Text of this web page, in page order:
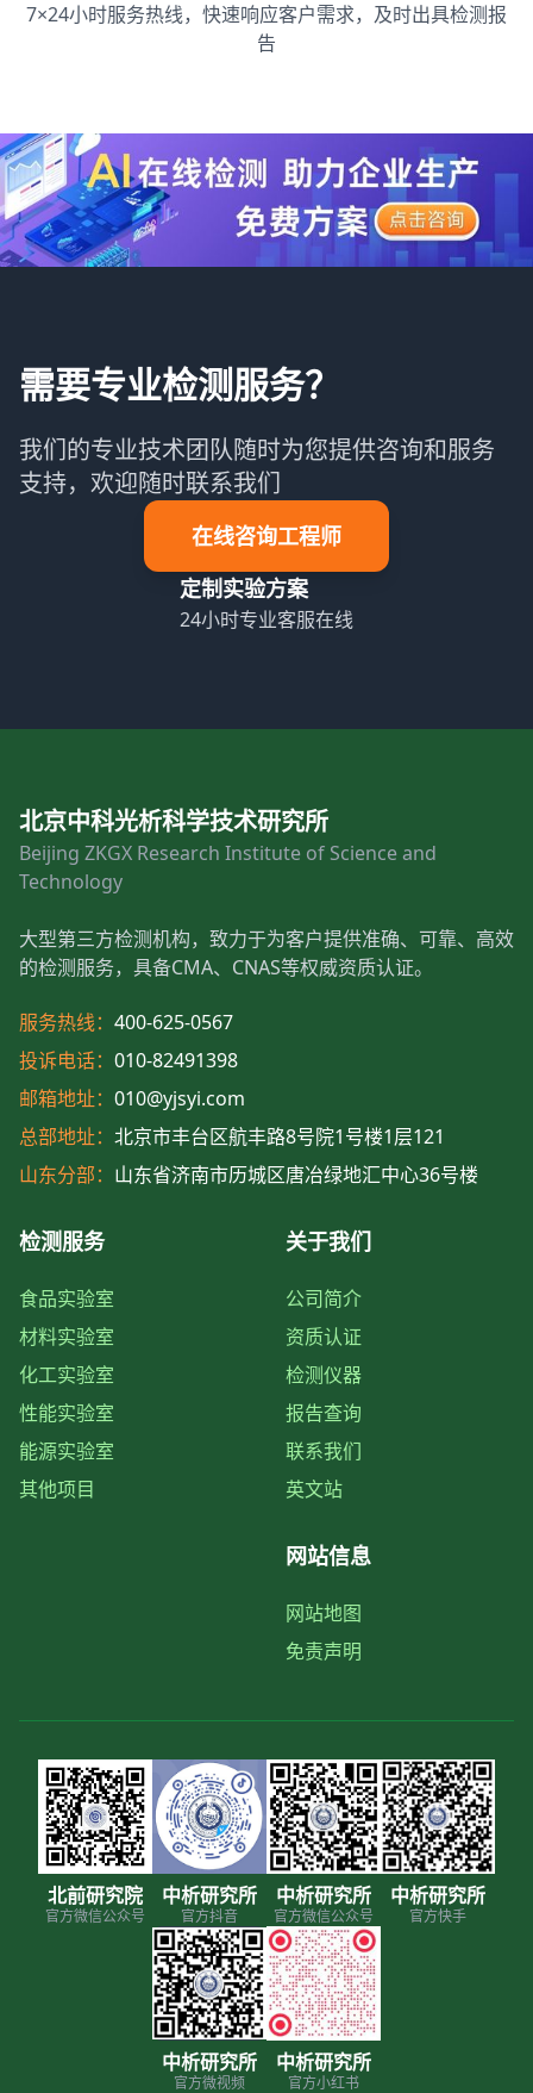
7×24小时服务热线，快速响应客户需求，及时出具检测报
告
需要专业检测服务？
我们的专业技术团队随时为您提供咨询和服务
支持，欢迎随时联系我们
在线咨询工程师
定制实验方案
24小时专业客服在线
北京中科光析科学技术研究所
Beijing ZKGX Research Institute of Science and
Technology
大型第三方检测机构，致力于为客户提供准确、可靠、高效
的检测服务，具备CMA、CNAS等权威资质认证。
服务热线： 400-625-0567
投诉电话： 010-82491398
邮箱地址： 010@yjsyi.com
总部地址： 北京市丰台区航丰路8号院1号楼1层121
山东分部： 山东省济南市历城区唐冶绿地汇中心36号楼
检测服务
食品实验室
材料实验室
化工实验室
性能实验室
能源实验室
其他项目
关于我们
公司简介
资质认证
检测仪器
报告查询
联系我们
英文站
网站信息
网站地图
免责声明
北前研究院
官方微信公众号
中析研究所
官方抖音
中析研究所
官方微信公众号
中析研究所
官方快手
中析研究所
官方微视频
中析研究所
官方小红书